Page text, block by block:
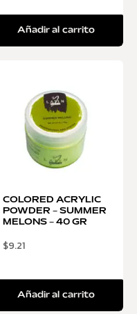
Añadir al carrito
COLORED ACRYLIC
POWDER – SUMMER
MELONS – 40 GR
$9.21
Añadir al carrito